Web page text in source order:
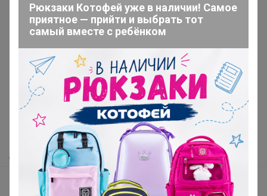
Как здесь все устроено?
Как сделать заказ?
Как получить?
Доставка
Шоурумы
Рюкзаки Котофей уже в наличии! Самое
приятное — прийти и выбрать тот
самый вместе с ребёнком